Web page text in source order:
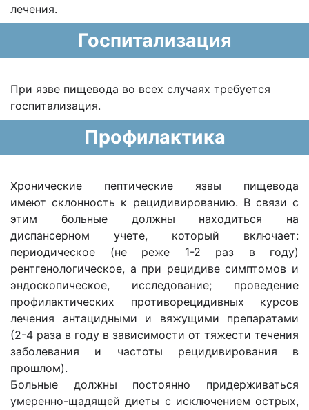
лечения.
Госпитализация
При язве пищевода во всех случаях требуется
госпитализация.
Профилактика
Хронические пептические язвы пищевода
имеют склонность к рецидивированию. В связи с
этим больные должны находиться на
диспансерном учете, который включает:
периодическое (не реже 1-2 раз в году)
рентгенологическое, а при рецидиве симптомов и
эндоскопическое, исследование; проведение
профилактических противорецидивных курсов
лечения антацидными и вяжущими препаратами
(2-4 раза в году в зависимости от тяжести течения
заболевания и частоты рецидивирования в
прошлом).
Больные должны постоянно придерживаться
умеренно-щадящей диеты с исключением острых,